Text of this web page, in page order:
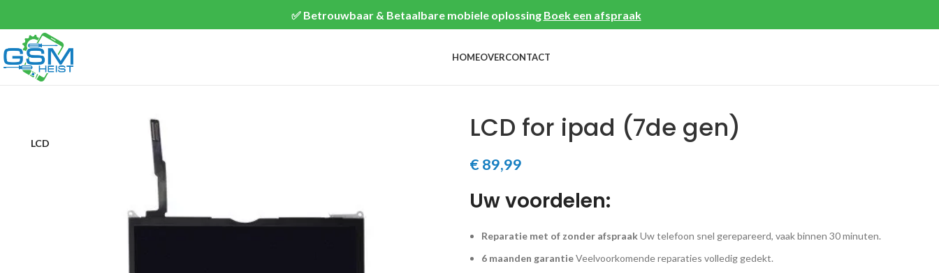
✅ Betrouwbaar & Betaalbare mobiele oplossing Boek een afspraak
HOMEOVERCONTACT
LCD LCD for ipad (7de gen)
€ 89,99
Uw voordelen:
Reparatie met of zonder afspraakUw telefoon snel gerepareerd, vaak binnen 30 minuten.
6 maanden garantieVeelvoorkomende reparaties volledig gedekt.